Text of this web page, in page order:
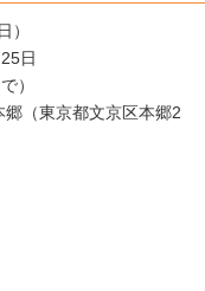
）
日
）
（東京都文京区本郷2